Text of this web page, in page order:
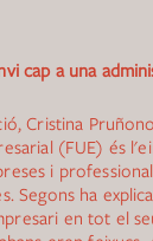
cap a una
Cristina
(FUE) és
i
Segons ha
en tot el